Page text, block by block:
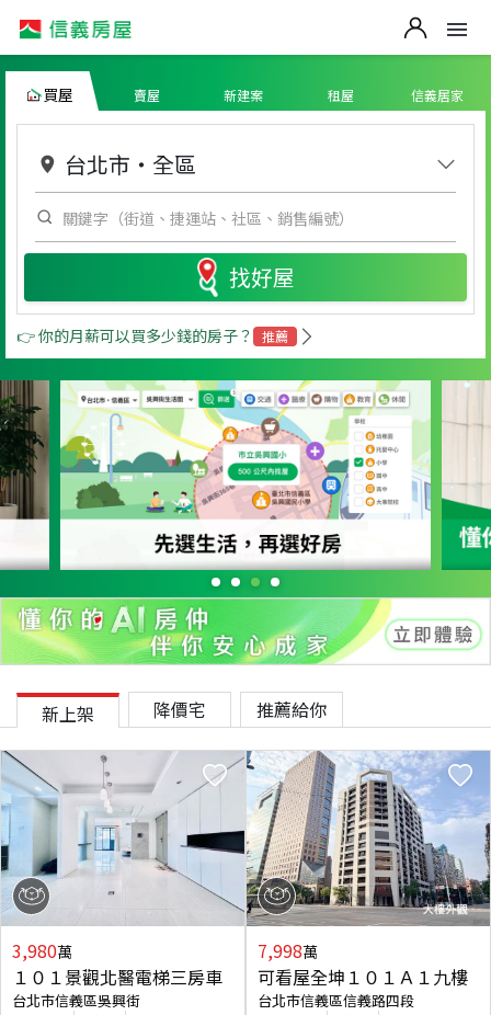
買屋 賣屋 新建案 租屋 信義居家
台北市 ・ 全區
找好屋
👉 你的月薪可以買多少錢的房子？ 推薦
新上架 降價宅 推薦給你
3,980萬
１０１景觀北醫電梯三房車
台北市信義區吳興街
7,998萬
可看屋全坤１０１Ａ１九樓
台北市信義區信義路四段